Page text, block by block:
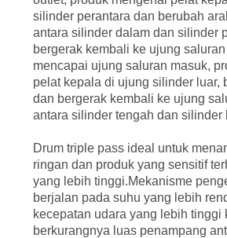
silinder perantara dan berubah
antara silinder dalam dan silinder
bergerak kembali ke ujung
mencapai ujung saluran masuk,
pelat kepala di ujung silinder luar,
dan bergerak kembali ke ujung
antara silinder tengah dan silinder
Drum triple pass ideal untuk
ringan dan produk yang sensitif
yang lebih tinggi.Mekanisme
berjalan pada suhu yang lebih
kecepatan udara yang lebih tinggi
berkurangnya luas penampang